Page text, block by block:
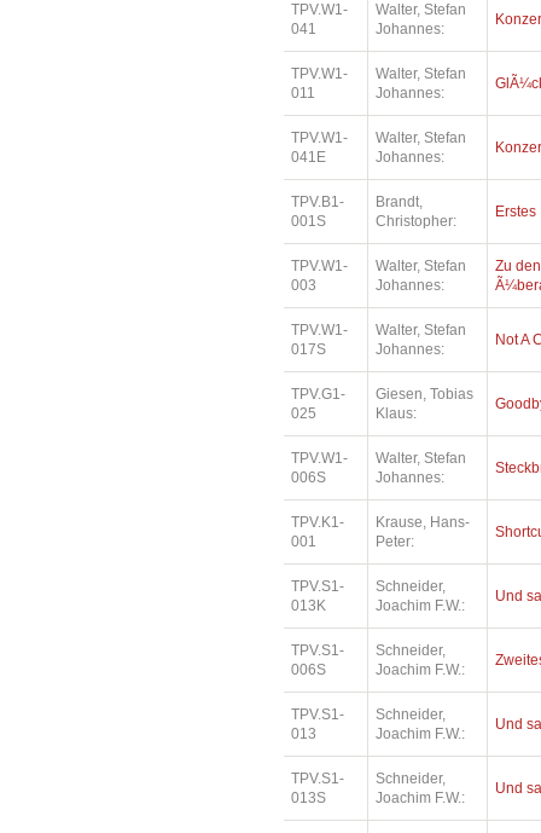
TPV.W1-
041
Walter, Stefan
Johannes:
TPV.W1-
011
Walter, Stefan
Johannes:
TPV.W1-
041E
Walter, Stefan
Johannes:
TPV.B1-
001S
Brandt,
Christopher:
TPV.W1-
003
Walter, Stefan
Johannes:
Zu
TPV.W1-
017S
Walter, Stefan
Johannes:
Not A
TPV.G1-
025
Giesen, Tobias
Klaus:
TPV.W1-
006S
Walter, Stefan
Johannes:
TPV.K1-
001
Krause, Hans-
Peter:
TPV.S1-
013K
Schneider,
Joachim F.W.:
Und
TPV.S1-
006S
Schneider,
Joachim F.W.:
TPV.S1-
013
Schneider,
Joachim F.W.:
Und
TPV.S1-
013S
Schneider,
Joachim F.W.:
Und